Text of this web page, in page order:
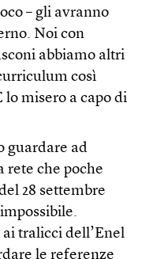
– gli avranno
Noi con
abbiamo altri
così
lo misero a capo di
guardare ad
rete che poche
28 settembre
tralicci dell’Enel
le referenze